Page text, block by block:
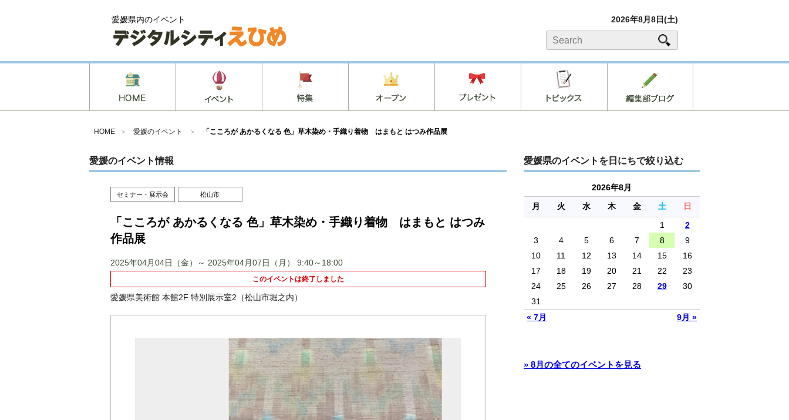
愛媛県内のイベント 2026年8月8日(土)
HOME ＞ 愛媛のイベント ＞ 「こころが あかるくなる 色」草木染め・手織り着物 はまもと はつみ作品展
愛媛のイベント情報
セミナー・展示会 松山市
「こころが あかるくなる 色」草木染め・手織り着物 はまもと はつみ
作品展
2025年04月04日（金）～ 2025年04月07日（月） 9:40～18:00
このイベントは終了しました
愛媛県美術館 本館2F 特別展示室2（松山市堀之内）
愛媛県のイベントを日にちで絞り込む
2026年8月
月
火 水 木 金 土 日
« 7月 9月 »
1
2
3
4 5 6 7 8
9
10
11 12 13 14 15
16
17
18 19 20 21 22
23
24
25 26 27 28 29
30
31
» 8月の全てのイベントを見る